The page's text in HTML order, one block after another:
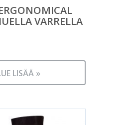
VARRELLA
LISÄÄ »